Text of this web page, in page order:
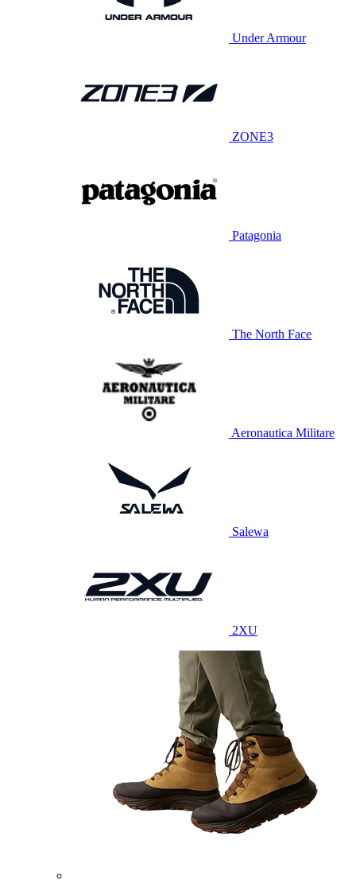
Under Armour
ZONE3
Patagonia
The North Face
Aeronautica Militare
Salewa
2XU